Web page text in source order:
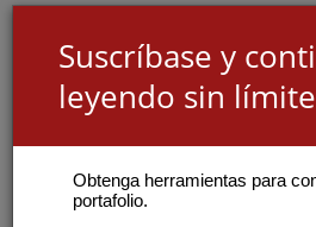
Suscríbase y
leyendo sin
Obtenga herramientas para
portafolio.